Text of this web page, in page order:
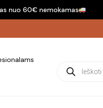
nuo 60€ nemokamas
Products